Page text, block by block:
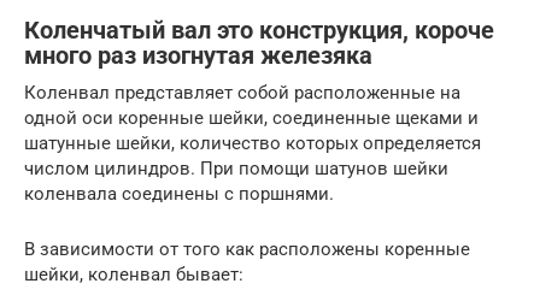
Коленчатый вал это конструкция, короче
много раз изогнутая железяка
Коленвал представляет собой расположенные на
одной оси коренные шейки, соединенные щеками и
шатунные шейки, количество которых определяется
числом цилиндров. При помощи шатунов шейки
коленвала соединены с поршнями.
В зависимости от того как расположены коренные
шейки, коленвал бывает: